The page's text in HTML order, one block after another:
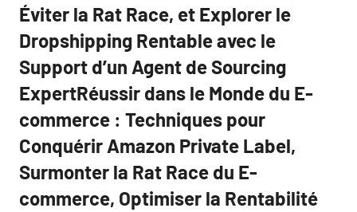
Éviter la Rat Race, et Explorer le
Dropshipping Rentable avec le
Support d’un Agent de Sourcing
ExpertRéussir dans le Monde du E-
commerce : Techniques pour
Conquérir Amazon Private Label,
Surmonter la Rat Race du E-
commerce, Optimiser la Rentabilité